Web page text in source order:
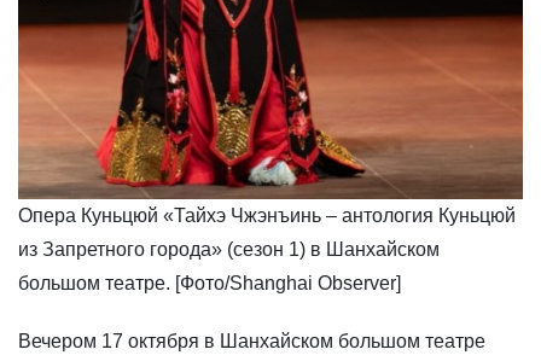
Опера Куньцюй «Тайхэ Чжэнъинь – антология Куньцюй
из Запретного города» (сезон 1) в Шанхайском
большом театре. [Фото/Shanghai Observer]
​Вечером 17 октября в Шанхайском большом театре